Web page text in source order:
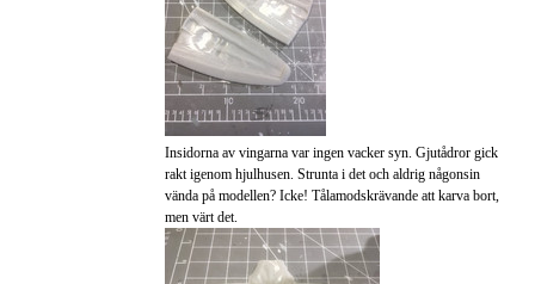
Insidorna av vingarna var ingen vacker syn. Gjutådror gick
rakt igenom hjulhusen. Strunta i det och aldrig någonsin
vända på modellen? Icke! Tålamodskrävande att karva bort,
men värt det.